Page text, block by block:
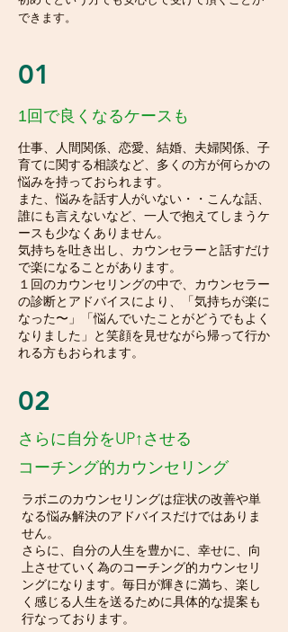
できます。
01
1回で良くなるケースも
仕事、人間関係、恋愛、結婚、夫婦関係、子
育てに関する相談など、多くの方が何らかの
悩みを持っておられます。
また、悩みを話す人がいない・・こんな話、
誰にも言えないなど、一人で抱えてしまうケ
ースも少なくありません。
気持ちを吐き出し、カウンセラーと話すだけ
で楽になることがあります。
１回のカウンセリングの中で、カウンセラー
の診断とアドバイスにより、「気持ちが楽に
なった〜」「悩んでいたことがどうでもよく
なりました」と笑顔を見せながら帰って行か
れる方もおられます。
02
さらに自分をUP↑させる
コーチング的カウンセリング
ラボニのカウンセリングは症状の改善や単
なる悩み解決のアドバイスだけではありま
せん。
さらに、自分の人生を豊かに、幸せに、向
上させていく為のコーチング的カウンセリ
ングになります。毎日が輝きに満ち、楽し
く感じる人生を送るために具体的な提案も
行なっております。